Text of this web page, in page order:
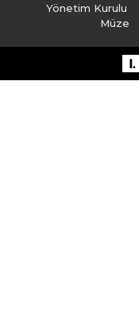
Yönetim Kurulu
Müze